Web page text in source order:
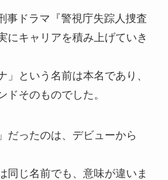
事ドラマ『警視庁失踪人捜査
にキャリアを積み上げていき
」という名前は本名であり、
ドそのものでした。
だったのは、デビューから
同じ名前でも、意味が違いま